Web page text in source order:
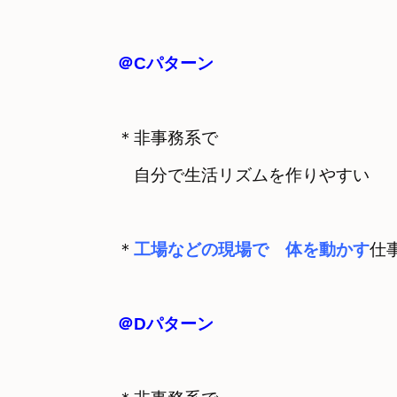
＠Cパターン
＊非事務系で
＊ 工場などの現場で　体を動かす仕
＠Dパターン